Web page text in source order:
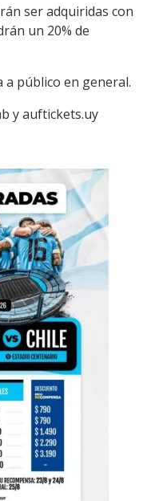
Linkser adquiridas con
un 20% de
a público en general.
y auftickets.uy